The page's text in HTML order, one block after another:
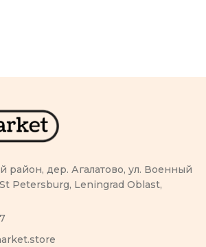
район, дер. Агалатово, ул. Военный
Petersburg, Leningrad Oblast,